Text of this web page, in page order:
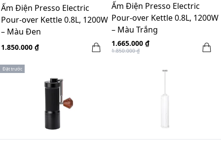
Ấm Điện Presso Electric
Pour-over Kettle 0.8L, 1200W
– Màu Đen
1.850.000 ₫
Ấm Điện Presso Electric
Pour-over Kettle 0.8L, 1200W
– Màu Trắng
1.665.000 ₫
1.850.000 ₫
Đặt trước